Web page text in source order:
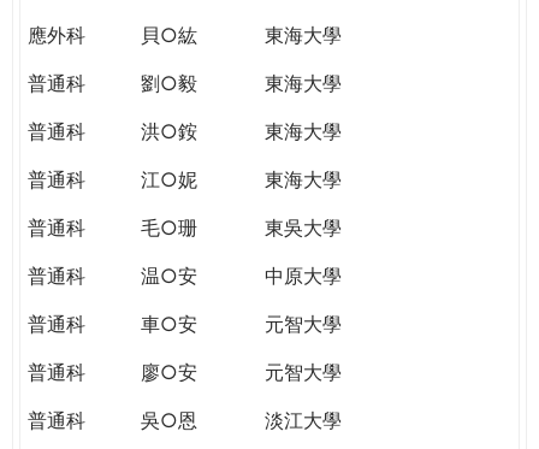
應外科
貝○紘
東海大學
普通科
劉○毅
東海大學
普通科
洪○銨
東海大學
普通科
江○妮
東海大學
普通科
毛○珊
東吳大學
普通科
温○安
中原大學
普通科
車○安
元智大學
普通科
廖○安
元智大學
普通科
吳○恩
淡江大學